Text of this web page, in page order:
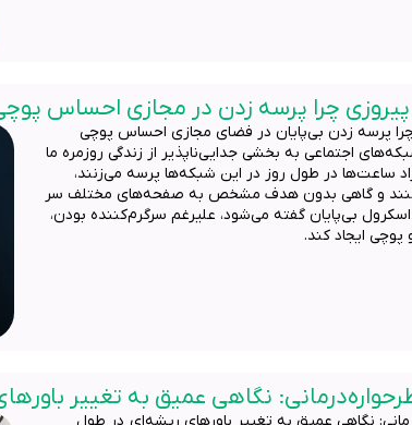
چرا پرسه زدن در مجازی احساس
پرسه زدن بی‌پایان در فضای مجازی احساس پوچی
اجتماعی به بخشی جدایی‌ناپذیر از زندگی روزمره ما
ساعت‌ها در طول روز در این شبکه‌ها پرسه می‌زنند،
و گاهی بدون هدف مشخص به صفحه‌های مختلف سر
اسکرول بی‌پایان گفته می‌شود، علیرغم سرگرم‌کننده بودن،
ایجاد کند.
نگاهی عمیق به تغییر